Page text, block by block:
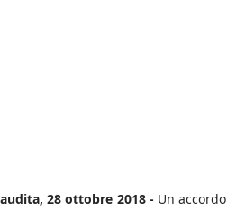
28 ottobre 2018 - Un accordo